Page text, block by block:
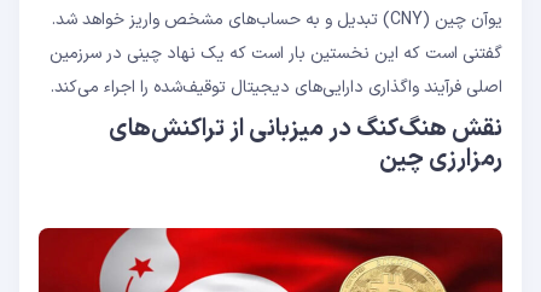
یوآن چین (CNY) تبدیل و به حساب‌های مشخص واریز خواهد شد.
گفتنی است که این نخستین بار است که یک نهاد چینی در سرزمین
اصلی فرآیند واگذاری دارایی‌های دیجیتال توقیف‌شده را اجراء می‌کند.
نقش هنگ‌کنگ در میزبانی از تراکنش‌های
رمزارزی چین